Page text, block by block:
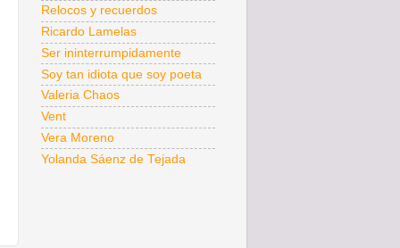
Relocos y recuerdos
Ricardo Lamelas
Ser ininterrumpidamente
Soy tan idiota que soy poeta
Valeria Chaos
Vent
Vera Moreno
Yolanda Sáenz de Tejada